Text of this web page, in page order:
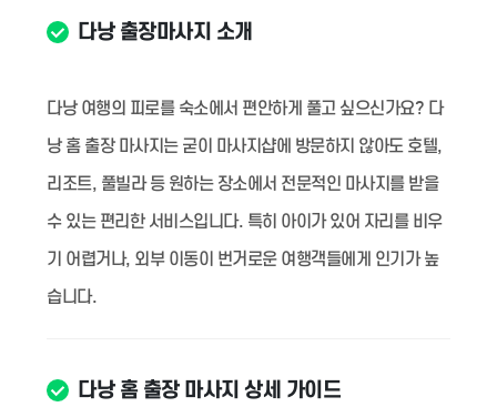
다낭 출장마사지 소개
다낭 여행의 피로를 숙소에서 편안하게 풀고 싶으신가요? 다
낭 홈 출장 마사지는 굳이 마사지샵에 방문하지 않아도 호텔,
리조트, 풀빌라 등 원하는 장소에서 전문적인 마사지를 받을
수 있는 편리한 서비스입니다. 특히 아이가 있어 자리를 비우
기 어렵거나, 외부 이동이 번거로운 여행객들에게 인기가 높
습니다.
다낭 홈 출장 마사지 상세 가이드